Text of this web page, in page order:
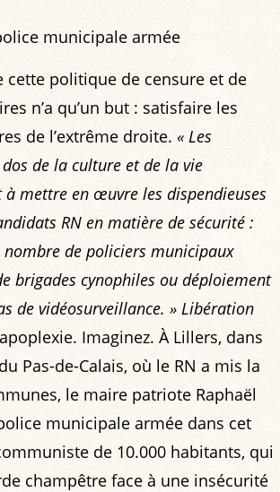
municipale armée
cette politique de censure et de
n’a qu’un but : satisfaire les
de l’extrême droite. « Les
de la culture et de la vie
à mettre en œuvre les dispendieuses
RN en matière de sécurité :
de policiers municipaux
brigades cynophiles ou déploiement
de vidéosurveillance. » Libération
Imaginez. À Lillers, dans
Pas-de-Calais, où le RN a mis la
le maire patriote Raphaël
municipale armée dans cet
de 10.000 habitants, qui
champêtre face à une insécurité